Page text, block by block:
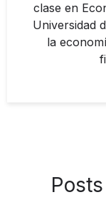
clase en
Universidad
la